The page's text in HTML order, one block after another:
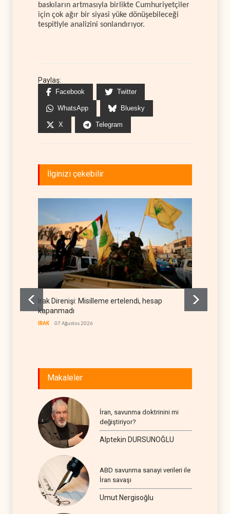
baskıların artmasıyla birlikte Cumhuriyetçiler
için çok ağır bir siyasi yüke dönüşebileceği
tespitiyle analizini sonlandırıyor.
Paylaş:
Facebook Twitter
WhatsApp Bluesky
X Telegram
İlginizi çekebilir
Irak Direnişi: Misilleme ertelendi, hesap
kapanmadı
IRAK 07 Ağustos 2026
Makaleler
İran, savunma doktrinini mi
değiştiriyor?
Alptekin DURSUNOĞLU
ABD savunma sanayi verileri ile
İran savaşı
Umut Nergisoğlu